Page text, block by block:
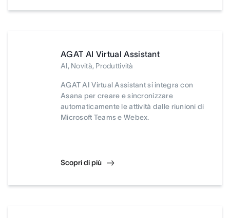
AGAT AI Virtual Assistant
AI, Novità, Produttività
AGAT AI Virtual Assistant si integra con
Asana per creare e sincronizzare
automaticamente le attività dalle riunioni di
Microsoft Teams e Webex.
Scopri di più